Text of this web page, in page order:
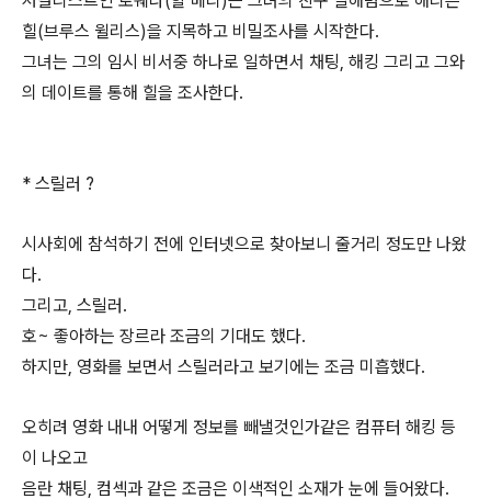
힐(브루스 윌리스)을 지목하고 비밀조사를 시작한다.
그녀는 그의 임시 비서중 하나로 일하면서 채팅, 해킹 그리고 그와
의 데이트를 통해 힐을 조사한다.
* 스릴러 ?
시사회에 참석하기 전에 인터넷으로 찾아보니 줄거리 정도만 나왔
다.
그리고, 스릴러.
호~ 좋아하는 장르라 조금의 기대도 했다.
하지만, 영화를 보면서 스릴러라고 보기에는 조금 미흡했다.
오히려 영화 내내 어떻게 정보를 빼낼것인가같은 컴퓨터 해킹 등
이 나오고
음란 채팅, 컴섹과 같은 조금은 이색적인 소재가 눈에 들어왔다.